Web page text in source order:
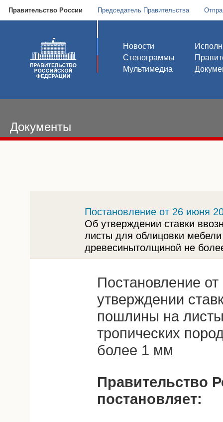
Правительство России Председатель Правительства
Новости
Стенограммы
Мультимедиа
Документы
Постановление от 26 июня
Об утверждении ставки
листы для облицовки мебели
древесинытолщиной не
Постановление
утверждении
пошлины на
тропических
более 1 мм
Правительство
постановляет: